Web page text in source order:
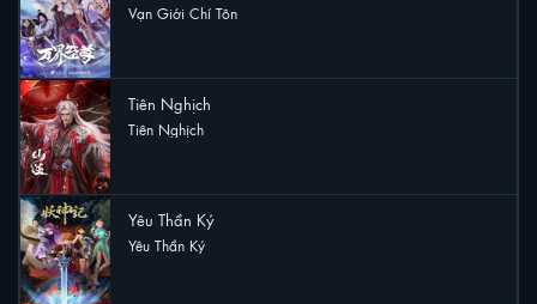
Vạn Giới Chí Tôn
Tiên Nghịch
Tiên Nghịch
Yêu Thần Ký
Yêu Thần Ký